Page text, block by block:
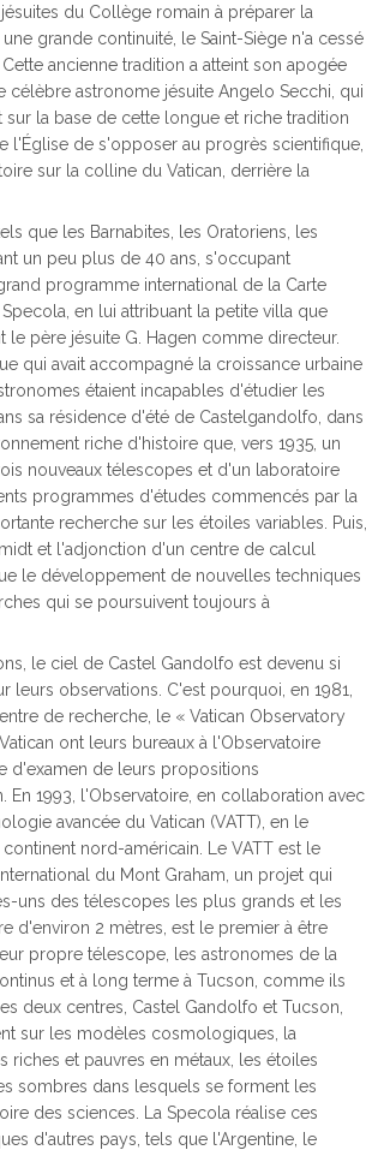
du Collège romain à préparer la
grande continuité, le Saint-Siège n'a cessé
ancienne tradition a atteint son apogée
célèbre astronome jésuite Angelo Secchi, qui
la base de cette longue et riche tradition
l'Église de s'opposer au progrès scientifique,
sur la colline du Vatican, derrière la
que les Barnabites, les Oratoriens, les
un peu plus de 40 ans, s'occupant
programme international de la Carte
en lui attribuant la petite villa que
le père jésuite G. Hagen comme directeur.
qui avait accompagné la croissance urbaine
étaient incapables d'étudier les
sa résidence d'été de Castelgandolfo, dans
riche d'histoire que, vers 1935, un
nouveaux télescopes et d'un laboratoire
programmes d'études commencés par la
recherche sur les étoiles variables. Puis,
et l'adjonction d'un centre de calcul
le développement de nouvelles techniques
qui se poursuivent toujours à
le ciel de Castel Gandolfo est devenu si
observations. C'est pourquoi, en 1981,
de recherche, le « Vatican Observatory
ont leurs bureaux à l'Observatoire
d'examen de leurs propositions
1993, l'Observatoire, en collaboration avec
avancée du Vatican (VATT), en le
nord-américain. Le VATT est le
du Mont Graham, un projet qui
uns des télescopes les plus grands et les
d'environ 2 mètres, est le premier à être
propre télescope, les astronomes de la
et à long terme à Tucson, comme ils
deux centres, Castel Gandolfo et Tucson,
sur les modèles cosmologiques, la
et pauvres en métaux, les étoiles
sombres dans lesquels se forment les
des sciences. La Specola réalise ces
d'autres pays, tels que l'Argentine, le